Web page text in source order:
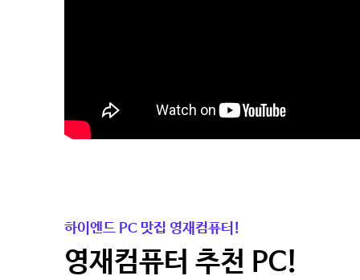
하이엔드 PC 맛집 영재컴퓨터!
영재컴퓨터 추천 PC!